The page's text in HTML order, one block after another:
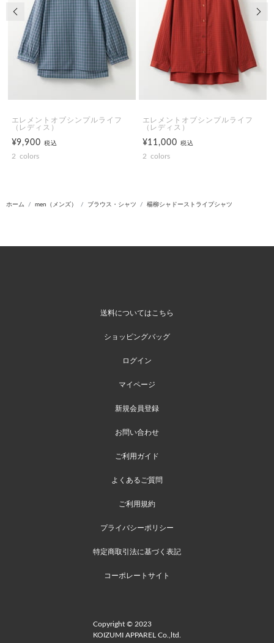
エレメントオブシンプルライフ
（レディス）
¥9,900税込
2 colors
エレメントオブシンプルライフ
（レディス）
¥11,000税込
2 colors
前の画像
ホーム men（メンズ） ブラウス・シャツ 楊柳シャドーストライプシャツ
送料についてはこちら
ショッピングバッグ
ログイン
マイページ
新規会員登録
お問い合わせ
ご利用ガイド
よくあるご質問
ご利用規約
プライバシーポリシー
特定商取引法に基づく表記
コーポレートサイト
Copyright © 2023
KOIZUMI APPAREL Co.,ltd.